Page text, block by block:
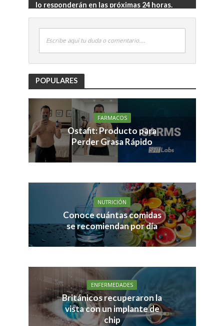
lo responderán en las próximas 24 horas.
Escribe aquí tu duda o comentario....
POPULARES
FARMACOS
Ostafit: Producto para
Perder Grasa Rápido
NUTRICIÓN
Conoce cuántas comidas
se recomiendan por día
ENFERMEDADES
Británicos recuperaron la
vista con un implante de
chip